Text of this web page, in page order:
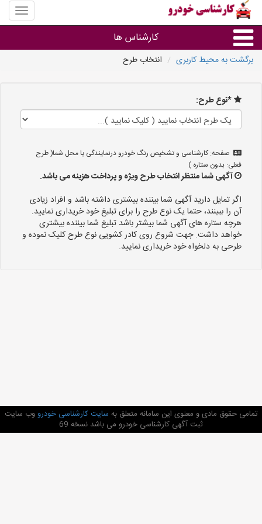
منوی
سایت
خودرو
کارشناس ها
استان ها
برگشت به محیط کاربری انتخاب طرح
*نوع طرح:
صفحه: کارشناسی و تشخیص رنگ خودرو درنمایندگی یا محل شما( طرح
فعلی: بدون ستاره )
آگهی شما منتظر انتخاب طرح ویژه و پرداخت هزینه می باشد.
اگر تمایل دارید آگهی شما بیننده بیشتری داشته باشد و افراد زیادی
آن را ببینند، حتما یک نوع طرح را برای تبلیغ خود خریداری نمایید.
هرچه ستاره های آگهی شما بیشتر باشد تبلیغ شما بیننده بیشتری
خواهد داشت. جهت شروع روی کادر کشویی نوع طرح کلیک نموده و
طرحی به دلخواه خود خریداری نمایید.
تمامی حقوق مادی و معنوی این سامانه متعلق به سایت کارشناسی خودرووب سایت
ثبت آگهی کارشناسی خودرو می باشد نسخه 69